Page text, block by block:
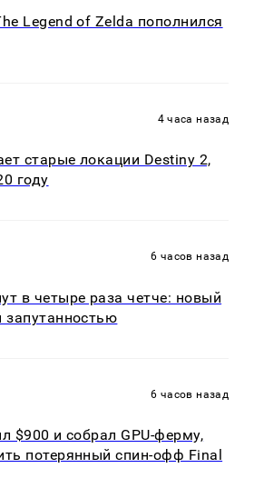
Legend of Zelda пополнился
4 часа назад
старые локации Destiny 2,
году
6 часов назад
в четыре раза четче: новый
запутанностью
6 часов назад
$900 и собрал GPU-ферму,
потерянный спин-офф Final